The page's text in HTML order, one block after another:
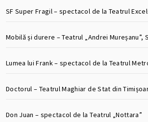
SF Super Fragil – spectacol de la Teatrul
Mobilă și durere – Teatrul „Andrei Mureșanu”,
Lumea lui Frank – spectacol de la Teatrul
Doctorul – Teatrul Maghiar de Stat din
Don Juan – spectacol de la Teatrul „Nottara”